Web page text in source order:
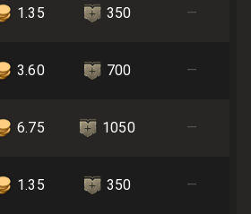
1.35 350 —
3.60 700 —
6.75 1050 —
1.35 350 —